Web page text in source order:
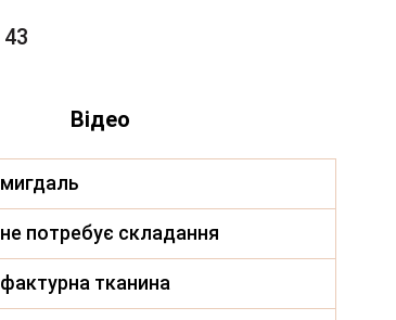
43
Відео
мигдаль
не потребує складання
фактурна тканина